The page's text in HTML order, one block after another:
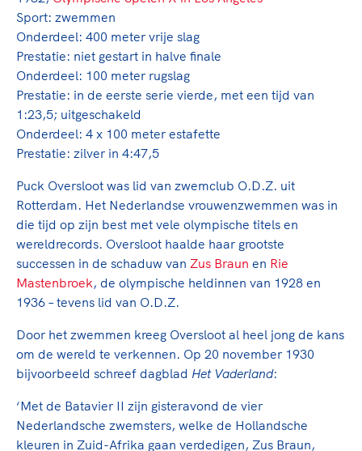
Sportonderzoek
Sportakkoord II
Game Changer
TeamNL kids
Olympische geschiedenis
Nieuwspagina
Columns
Sport verenigt. Op sportclubs, pleintjes, tijdens
een rondje fietsen, door samen te skaten of naar
de sportschool te gaan. Door samen te juichen
voor Sifan Hassan, Rico Verhoeven, Diede de
Groot en het Nederlands Elftal. Of met trots te
Veilige en integere sport
Diversiteit en inclusie
Gezonde sportomgeving
Duurzaamheid
Bekwaam sportkader
Vitale clubs en bestuurlijk kader
Sportmatch
Clubacties
Handboek Wet- en Regelgeving
Opleidingen en trainingen
Ruimte voor sport
Clubondersteuning
Samen voor een veilige
TeamNL Academie Kalender
Kennisaanbod TeamNL Experts
TeamNL Sport Science Centre
Olympische Spelen LA28
Europese Spelen Istanbul 2027
Topsportbeleid
Topsportfinanciering
Maatschappelijke waarde topsport
De TeamNL Academie
De TeamNL Academie biedt een leer- en
ontwikkelprogramma voor de volgende functies
Sport: zwemmen
Onderdeel: 400 meter vrije slag
Prestatie: niet gestart in halve finale
Onderdeel: 100 meter rugslag
Prestatie: in de eerste serie vierde, met een tijd van
1:23,5; uitgeschakeld
Onderdeel: 4 x 100 meter estafette
Prestatie: zilver in 4:47,5
Puck Oversloot was lid van zwemclub O.D.Z. uit
Rotterdam. Het Nederlandse vrouwenzwemmen was in
die tijd op zijn best met vele olympische titels en
wereldrecords. Oversloot haalde haar grootste
successen in de schaduw van Zus Braun en Rie
Mastenbroek, de olympische heldinnen van 1928 en
1936 – tevens lid van O.D.Z.
Door het zwemmen kreeg Oversloot al heel jong de kans
om de wereld te verkennen. Op 20 november 1930
bijvoorbeeld schreef dagblad Het Vaderland:
‘Met de Batavier II zijn gisteravond de vier
Nederlandsche zwemsters, welke de Hollandsche
kleuren in Zuid-Afrika gaan verdedigen, Zus Braun,